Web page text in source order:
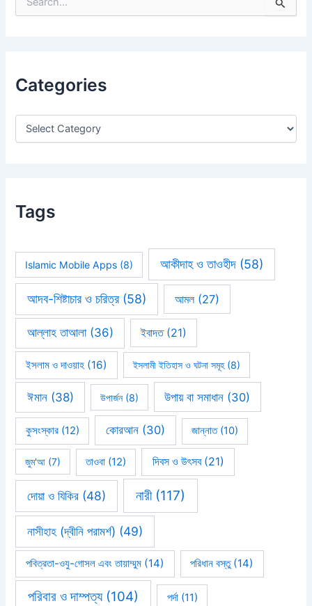
e
f
r
Categories
Tags
Islamic Mobile Apps (8) আকীদাহ ও তাওহীদ(58)
আদব-শিষ্টাচার ও চরিত্র(58) আমল(27)
আল্লাহ তাআলা(36) ইবাদত(21)
ইসলাম ও দাওয়াহ (16) ইসলামী ইতিহাস ও ঘটনা সমূহ(8)
ঈমান(38) উপার্জন(8) উপায় বা সমাধান (30)
কুসংস্কার(12) কোরআন (30) জান্নাত(10)
জুম'আ (7) তাওবা (12) দিবস ও উৎসব(21)
দোয়া ও যিকির (48) নারী(117)
নাসীহাহ (দ্বীনি পরামর্শ) (49)
পবিত্রতা-ওযু-গোসল এবং তায়াম্মুম (14) পরিধান বস্তু(14)
পরিবার ও দাম্পত্য(104) পর্দা(11)